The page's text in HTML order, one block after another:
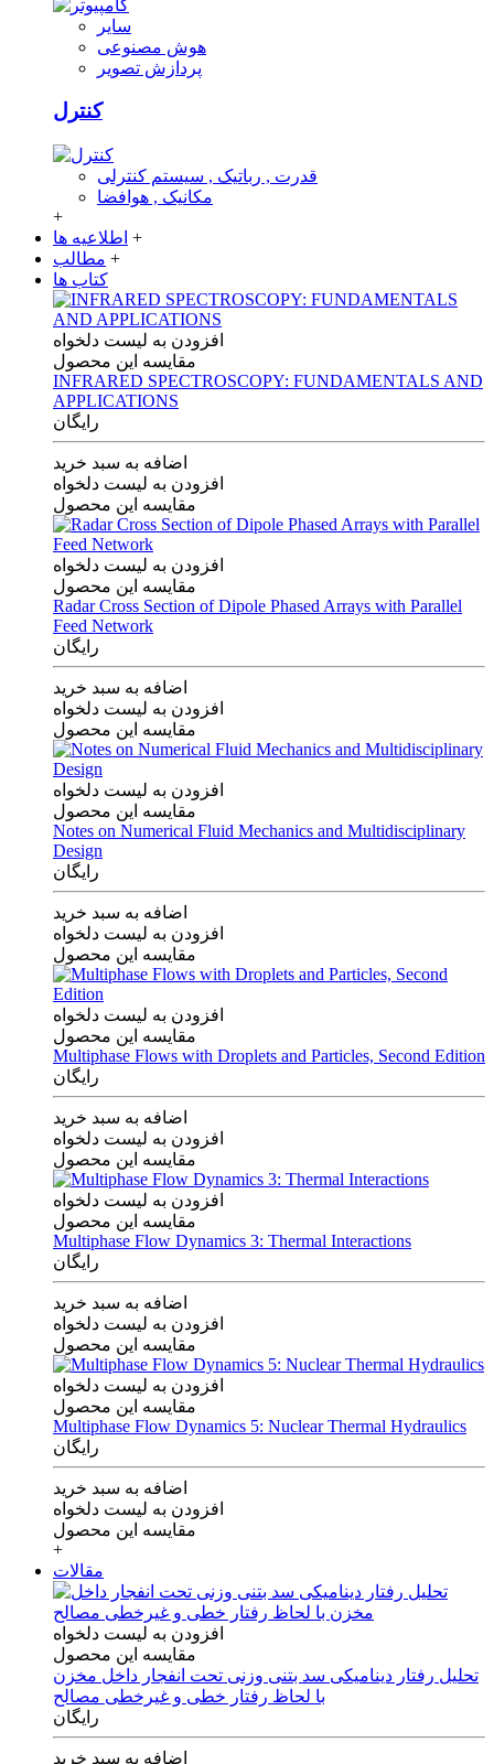
سایر
هوش مصنوعی
پردازش تصویر
کنترل
قدرت , رباتیک , سیستم کنترلی
مکانیک , هوافضا
+
اطلاعیه ها +
مطالب +
کتاب ها
افزودن به لیست دلخواه
مقایسه این محصول
INFRARED SPECTROSCOPY: FUNDAMENTALS AND
APPLICATIONS
رایگان
اضافه به سبد خرید
افزودن به لیست دلخواه
مقایسه این محصول
افزودن به لیست دلخواه
مقایسه این محصول
Radar Cross Section of Dipole Phased Arrays with Parallel
Feed Network
رایگان
اضافه به سبد خرید
افزودن به لیست دلخواه
مقایسه این محصول
افزودن به لیست دلخواه
مقایسه این محصول
Notes on Numerical Fluid Mechanics and Multidisciplinary
Design
رایگان
اضافه به سبد خرید
افزودن به لیست دلخواه
مقایسه این محصول
افزودن به لیست دلخواه
مقایسه این محصول
Multiphase Flows with Droplets and Particles, Second Edition
رایگان
اضافه به سبد خرید
افزودن به لیست دلخواه
مقایسه این محصول
افزودن به لیست دلخواه
مقایسه این محصول
Multiphase Flow Dynamics 3: Thermal Interactions
رایگان
اضافه به سبد خرید
افزودن به لیست دلخواه
مقایسه این محصول
افزودن به لیست دلخواه
مقایسه این محصول
Multiphase Flow Dynamics 5: Nuclear Thermal Hydraulics
رایگان
اضافه به سبد خرید
افزودن به لیست دلخواه
مقایسه این محصول
+
مقالات
افزودن به لیست دلخواه
مقایسه این محصول
تحلیل رفتار دینامیکی سد بتنی وزنی تحت انفجار داخل مخزن
با لحاظ رفتار خطی و غیرخطی مصالح
رایگان
اضافه به سبد خرید